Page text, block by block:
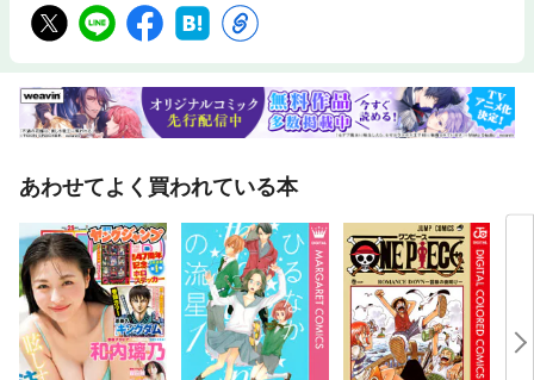
あわせてよく買われている本